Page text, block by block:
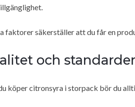
faktorer säkerställer att du får en
och standarder
köper citronsyra i storpack bör du